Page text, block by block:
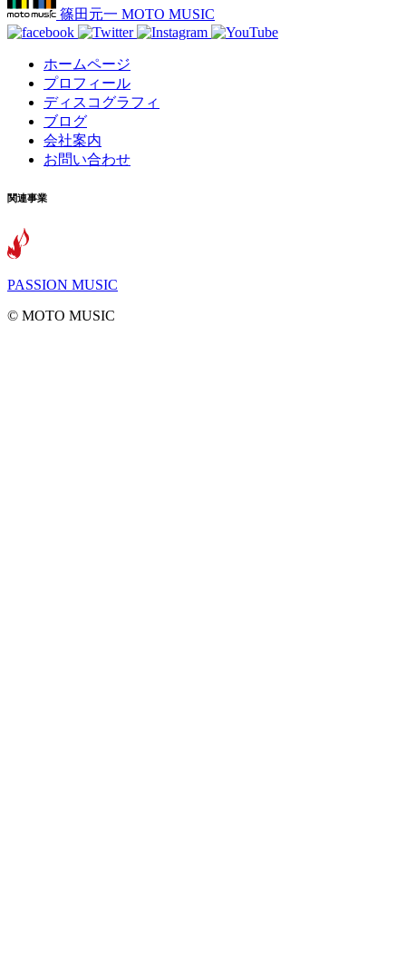
篠田元一 MOTO MUSIC
ホームページ
プロフィール
ディスコグラフィ
ブログ
会社案内
お問い合わせ
関連事業
PASSION MUSIC
©️ MOTO MUSIC